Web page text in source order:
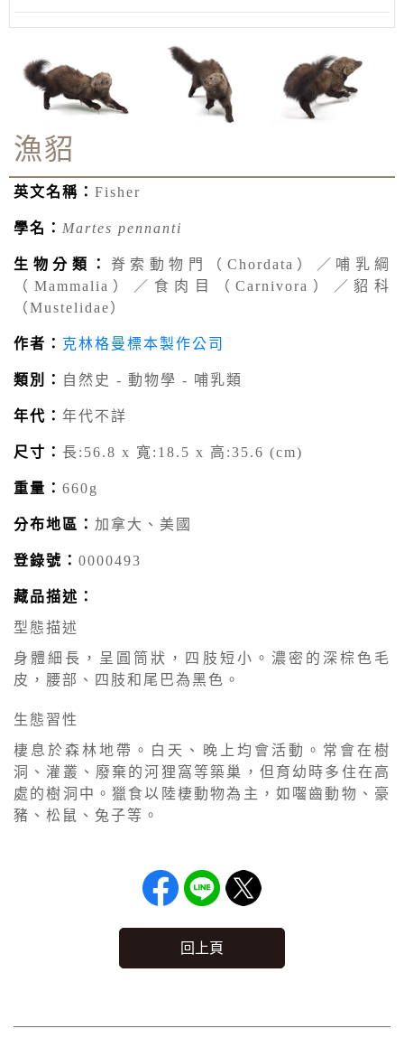
漁貂
英文名稱： Fisher
學名： Martes pennanti
生物分類： 脊索動物門（Chordata）／哺乳綱
（Mammalia）／食肉目（Carnivora）／貂科
（Mustelidae）
作者： 克林格曼標本製作公司
類別： 自然史 - 動物學 - 哺乳類
年代： 年代不詳
尺寸： 長:56.8 x 寬:18.5 x 高:35.6 (cm)
重量： 660g
分布地區： 加拿大、美國
登錄號： 0000493
藏品描述：
型態描述
身體細長，呈圓筒狀，四肢短小。濃密的深棕色毛
皮，腰部、四肢和尾巴為黑色。
生態習性
棲息於森林地帶。白天、晚上均會活動。常會在樹
洞、灌叢、廢棄的河狸窩等築巢，但育幼時多住在高
處的樹洞中。獵食以陸棲動物為主，如囓齒動物、豪
豬、松鼠、兔子等。
回上頁